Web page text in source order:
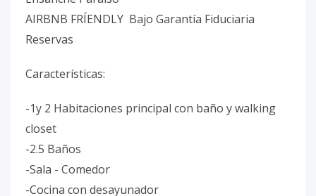
AIRBNB FRÍENDLY Bajo Garantía Fiduciaria
Reservas
Características:
-1y 2 Habitaciones principal con baño y walking
closet
-2.5 Baños
-Sala - Comedor
-Cocina con desayunador